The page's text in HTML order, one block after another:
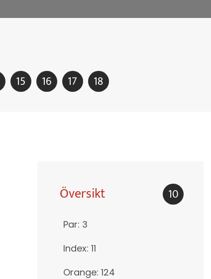
15 16 17 18
Översikt 10
Par: 3
Index: 11
Orange: 124